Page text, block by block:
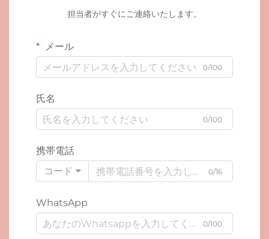
担当者がすぐにご連絡いたします。
メール
0/100
氏名
0/100
携帯電話
コード
0/16
WhatsApp
0/100